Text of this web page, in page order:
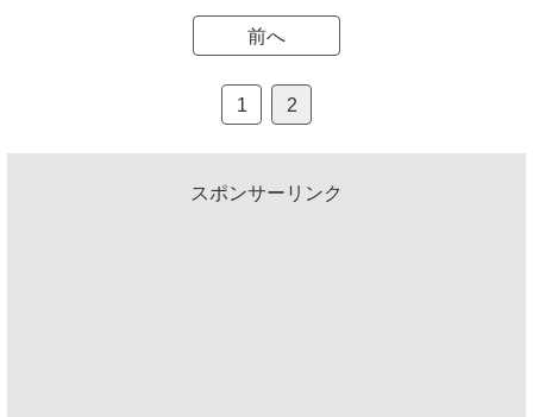
前へ
1 2
スポンサーリンク